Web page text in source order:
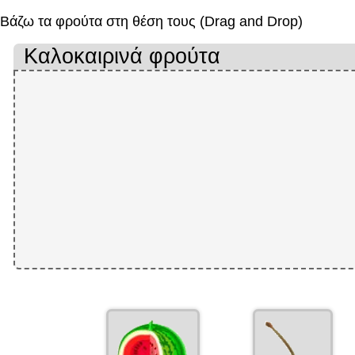
Βάζω τα φρούτα στη θέση τους (Drag and Drop)
Συρόμενο
στοιχείο
Συρόμενο
στοιχείο
Περιοχή
απόθεσης
1
από
2.
Καλοκαιρινά φρούτα